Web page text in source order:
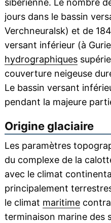
sibérienne. Le nombre
jours dans le bassin
Verchneuralsk) et de
versant inférieur (à
hydrographiques
couverture neigeuse
Le bassin versant
pendant la majeure
Origine glaciaire
Les paramètres
du complexe de la
avec le climat
principalement
le climat maritime
terminaison marine des